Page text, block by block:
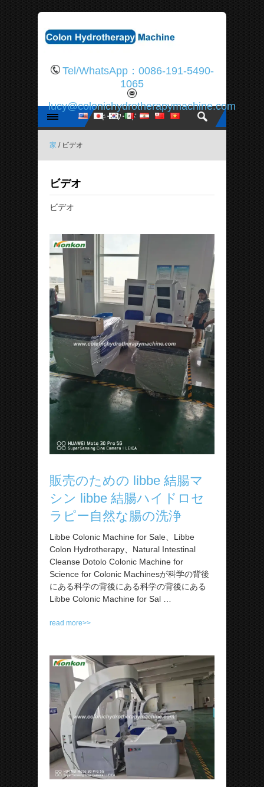
Tel/WhatsApp：0086-191-5490-
1065
lucy@colonichydrotherapymachine.com
家 / ビデオ
ビデオ
ビデオ
販売のための libbe 結腸マ
シン libbe 結腸ハイドロセ
ラピー自然な腸の洗浄
Libbe Colonic Machine for Sale、Libbe
Colon Hydrotherapy、Natural Intestinal
Cleanse Dotolo Colonic Machine for
Science for Colonic Machinesが科学の背後
にある科学の背後にある科学の背後にある
Libbe Colonic Machine for Sal …
read more>>